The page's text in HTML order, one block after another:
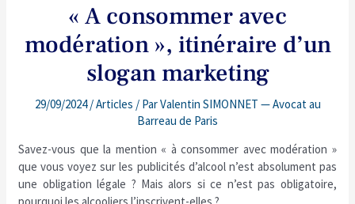
« A consommer avec
modération », itinéraire d’un
slogan marketing
29/09/2024/Articles / ParValentin SIMONNET — Avocat au
Barreau de Paris
Savez-vous que la mention « à consommer avec modération »
que vous voyez sur les publicités d’alcool n’est absolument pas
une obligation légale ? Mais alors si ce n’est pas obligatoire,